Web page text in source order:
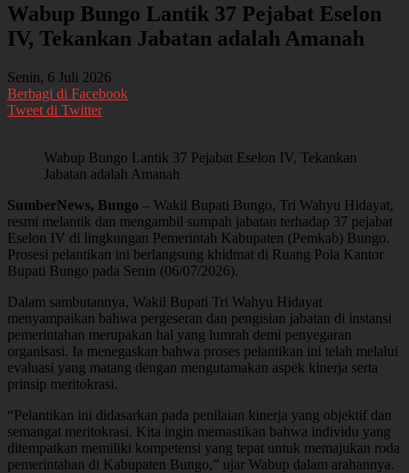
Wabup Bungo Lantik 37 Pejabat Eselon
IV, Tekankan Jabatan adalah Amanah
Senin, 6 Juli 2026
Berbagi di Facebook
Tweet di Twitter
Wabup Bungo Lantik 37 Pejabat Eselon IV, Tekankan
Jabatan adalah Amanah
SumberNews, Bungo – Wakil Bupati Bungo, Tri Wahyu Hidayat,
resmi melantik dan mengambil sumpah jabatan terhadap 37 pejabat
Eselon IV di lingkungan Pemerintah Kabupaten (Pemkab) Bungo.
Prosesi pelantikan ini berlangsung khidmat di Ruang Pola Kantor
Bupati Bungo pada Senin (06/07/2026).
Dalam sambutannya, Wakil Bupati Tri Wahyu Hidayat
menyampaikan bahwa pergeseran dan pengisian jabatan di instansi
pemerintahan merupakan hal yang lumrah demi penyegaran
organisasi. Ia menegaskan bahwa proses pelantikan ini telah melalui
evaluasi yang matang dengan mengutamakan aspek kinerja serta
prinsip meritokrasi.
“Pelantikan ini didasarkan pada penilaian kinerja yang objektif dan
semangat meritokrasi. Kita ingin memastikan bahwa individu yang
ditempatkan memiliki kompetensi yang tepat untuk memajukan roda
pemerintahan di Kabupaten Bungo,” ujar Wabup dalam arahannya.